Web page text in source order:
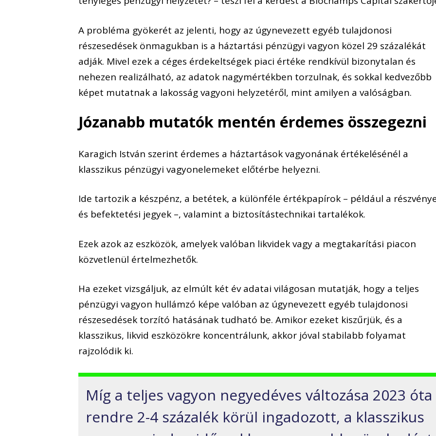
A probléma gyökerét az jelenti, hogy az úgynevezett egyéb tulajdonosi
részesedések önmagukban is a háztartási pénzügyi vagyon közel 29 százalékát
adják. Mivel ezek a céges érdekeltségek piaci értéke rendkívül bizonytalan és
nehezen realizálható, az adatok nagymértékben torzulnak, és sokkal kedvezőbb
képet mutatnak a lakosság vagyoni helyzetéről, mint amilyen a valóságban.
Józanabb mutatók mentén érdemes összegezni
Karagich István szerint érdemes a háztartások vagyonának értékelésénél a
klasszikus pénzügyi vagyonelemeket előtérbe helyezni.
Ide tartozik a készpénz, a betétek, a különféle értékpapírok – például a
és befektetési jegyek –, valamint a biztosítástechnikai tartalékok.
Ezek azok az eszközök, amelyek valóban likvidek vagy a megtakarítási piacon
közvetlenül értelmezhetők.
Ha ezeket vizsgáljuk, az elmúlt két év adatai világosan mutatják, hogy a teljes
pénzügyi vagyon hullámzó képe valóban az úgynevezett egyéb tulajdonosi
részesedések torzító hatásának tudható be. Amikor ezeket kiszűrjük, és a
klasszikus, likvid eszközökre koncentrálunk, akkor jóval stabilabb folyamat
rajzolódik ki.
Míg a teljes vagyon negyedéves változása 2023 óta
rendre 2-4 százalék körül ingadozott, a klasszikus